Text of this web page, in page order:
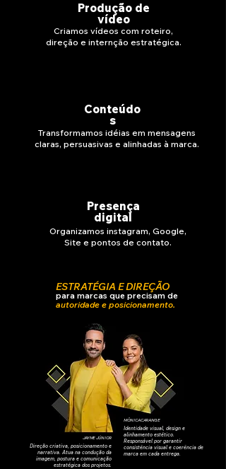
Produção de
vídeo
Criamos vídeos com roteiro,
direção e internção estratégica.
Conteúdo
s
Transformamos idéias em mensagens
claras, persuasivas e alinhadas à marca.
Presença
digital
Organizamos instagram, Google,
Site e pontos de contato.
ESTRATÉGIA E DIREÇÃO
para marcas que precisam de
autoridade e posicionamento.
Identidade visual, design e
alinhamento estético.
Responsável por garantir
consistência visual e coerência de
marca em cada entrega.
Direção criativa, posicionamento e
narrativa. Atua na condução da
imagem, postura e comunicação
estratégica dos projetos.
MÔNICA CARANGE
JAYME JÚNIOR